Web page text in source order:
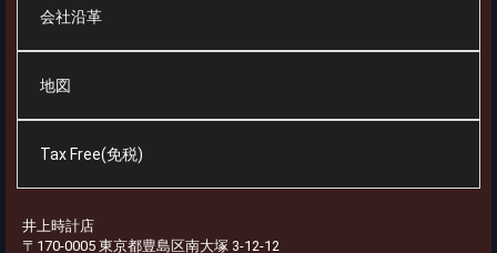
会社沿革
地図
Tax Free(免税)
井上時計店
〒170-0005 東京都豊島区南大塚 3-12-12